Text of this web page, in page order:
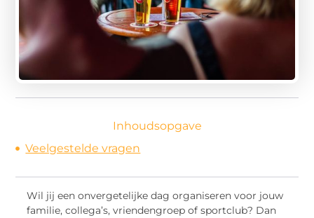
Inhoudsopgave
Veelgestelde vragen
Wil jij een onvergetelijke dag organiseren voor jouw
familie, collega’s, vriendengroep of sportclub? Dan